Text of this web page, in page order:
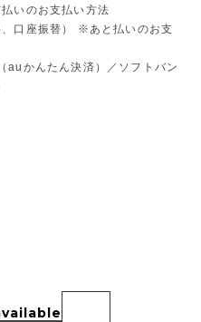
いのお支払い方法
口座振替） ※あと払いのお支
auかんたん決済）／ソフトバン